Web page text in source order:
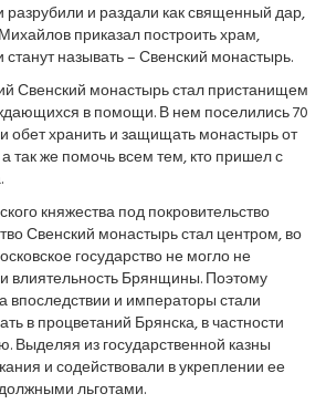
разрубили и раздали как священный дар,
приказал построить храм,
станут называть – Свенский монастырь.
Свенский монастырь стал пристанищем
в помощи. В нем поселились 70
обет хранить и защищать монастырь от
так же помочь всем тем, кто пришел с
княжества под покровительство
Свенский монастырь стал центром, во
государство не могло не
влиятельность Брянщины. Поэтому
впоследствии и императоры стали
в процветаний Брянска, в частности
Выделяя из государственной казны
и содействовали в укреплении ее
льготами.